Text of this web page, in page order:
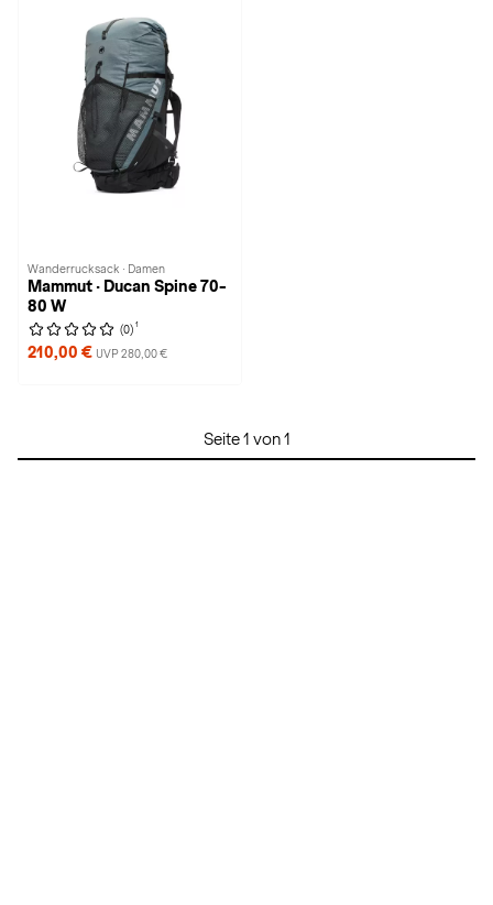
Wanderrucksack · Damen
Mammut · Ducan Spine 70-
80 W
(0) 1
210,00 € UVP 280,00 €
Seite 1 von 1